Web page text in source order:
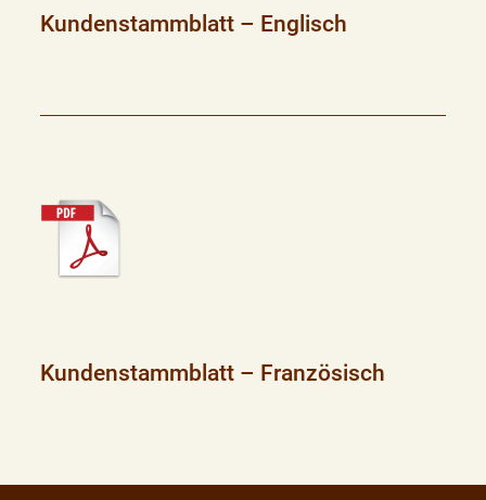
Kundenstammblatt – Englisch
Kundenstammblatt – Französisch